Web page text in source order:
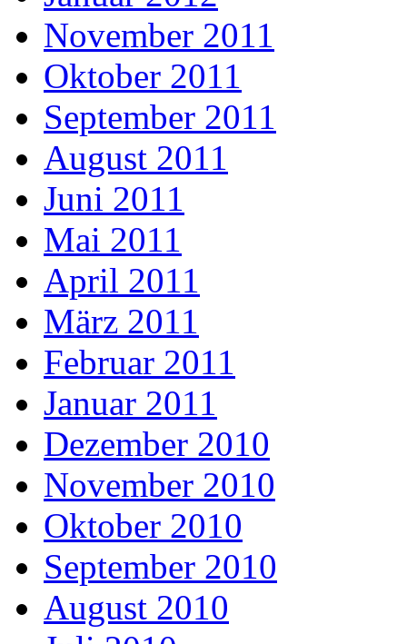
November 2011
Oktober 2011
September 2011
August 2011
Juni 2011
Mai 2011
April 2011
März 2011
Februar 2011
Januar 2011
Dezember 2010
November 2010
Oktober 2010
September 2010
August 2010